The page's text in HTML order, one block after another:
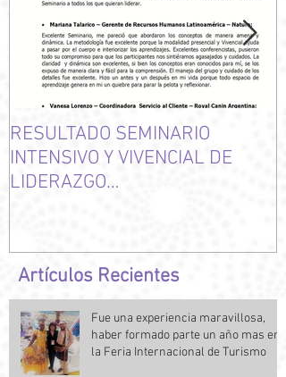
RESULTADO SEMINARIO
INTENSIVO Y VIVENCIAL DE
LIDERAZGO
Artículos Recientes
Fue una experiencia maravillosa,
haber formado parte un año mas en
la Feria Internacional de Turismo